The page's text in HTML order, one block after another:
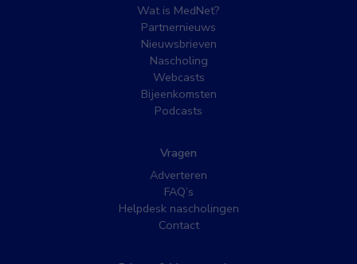
Wat is MedNet?
Partnernieuws
Nieuwsbrieven
Nascholing
Webcasts
Bijeenkomsten
Podcasts
Vragen
Adverteren
FAQ’s
Helpdesk nascholingen
Contact